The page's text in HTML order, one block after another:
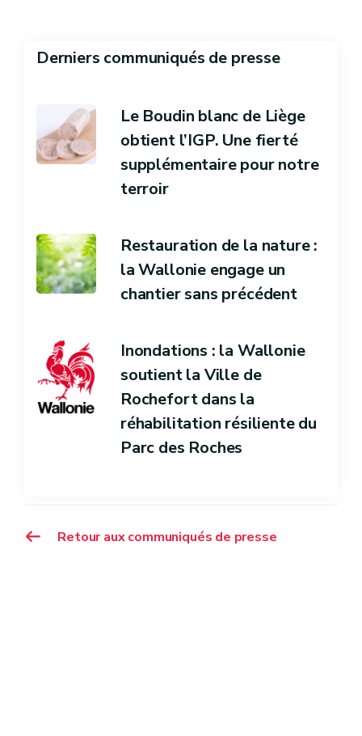
Retour aux communiqués de presse
Derniers communiqués de presse
Le Boudin blanc de Liège
obtient l’IGP. Une fierté
supplémentaire pour notre
terroir
Restauration de la nature :
la Wallonie engage un
chantier sans précédent
Inondations : la Wallonie
soutient la Ville de
Rochefort dans la
réhabilitation résiliente du
Parc des Roches